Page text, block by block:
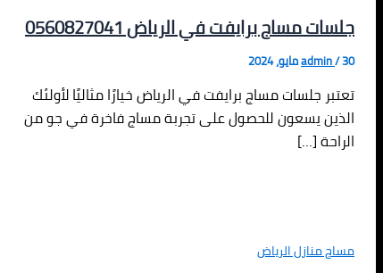
جلسات مساج برايفت في الرياض 0560827041
admin/30 مايو، 2024
تعتبر جلسات مساج برايفت في الرياض خيارًا مثاليًا لأولئك
الذين يسعون للحصول على تجربة مساج فاخرة في جو من
الراحة […]
مساج منازل الرياض